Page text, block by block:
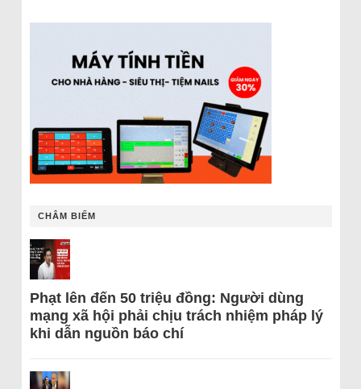
CHÂM BIẾM
Phạt lên đến 50 triệu đồng: Người dùng
mạng xã hội phải chịu trách nhiệm pháp lý
khi dẫn nguồn báo chí